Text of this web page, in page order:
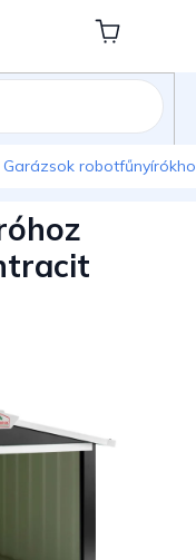
Kosár
Garázsok